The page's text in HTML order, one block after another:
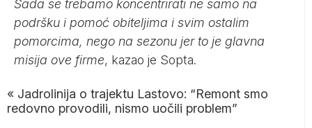
Sada se trebamo koncentrirati ne samo na
podršku i pomoć obiteljima i svim ostalim
pomorcima, nego na sezonu jer to je glavna
misija ove firme, kazao je Sopta.
« Jadrolinija o trajektu Lastovo: “Remont smo
redovno provodili, nismo uočili problem”